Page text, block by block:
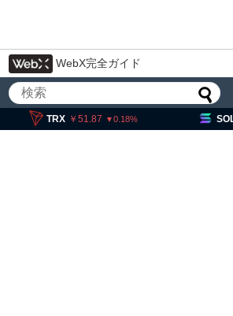
WebX完全ガイド
TRX 51.87 0.18 SOL
り